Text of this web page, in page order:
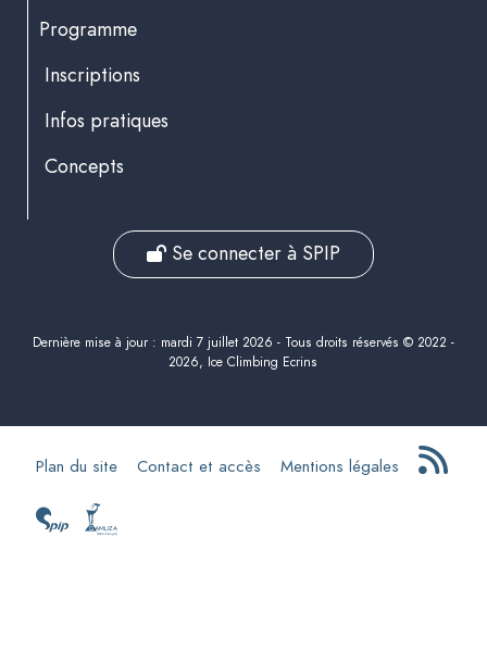
Programme
Inscriptions
Infos pratiques
Concepts
Se connecter à SPIP
Dernière mise à jour : mardi 7 juillet 2026 - Tous droits réservés © 2022 -
2026, Ice Climbing Ecrins
Plan du site Contact et accès Mentions légales